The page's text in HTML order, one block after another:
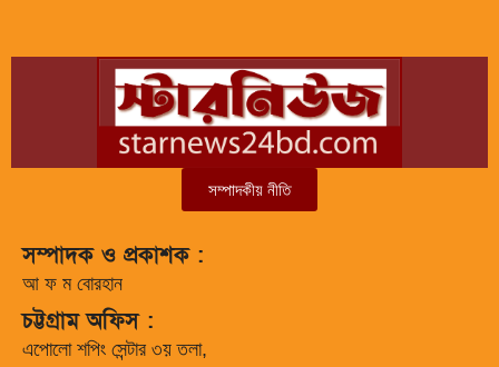
সম্পাদকীয় নীতি
সম্পাদক ও প্রকাশক :
আ ফ ম বোরহান
চট্টগ্রাম অফিস :
এপোলো শপিং সেন্টার ৩য় তলা,